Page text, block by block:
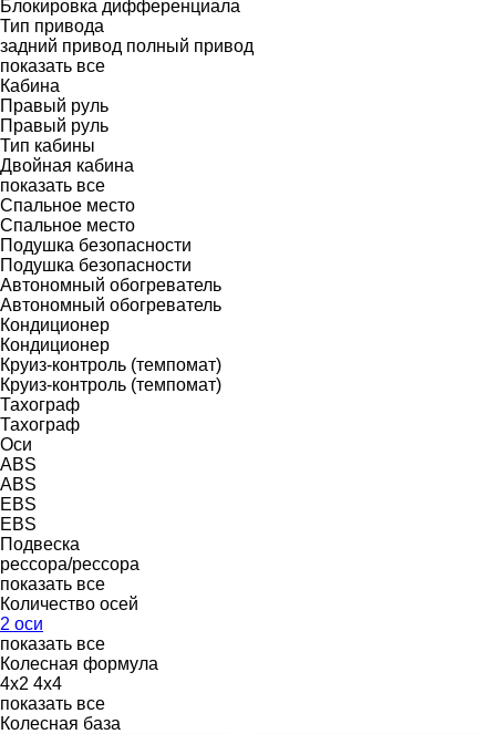
Блокировка дифференциала
Тип привода
задний привод полный привод
показать все
Кабина
Правый руль
Правый руль
Тип кабины
Двойная кабина
показать все
Спальное место
Спальное место
Подушка безопасности
Подушка безопасности
Автономный обогреватель
Автономный обогреватель
Кондиционер
Кондиционер
Круиз-контроль (темпомат)
Круиз-контроль (темпомат)
Тахограф
Тахограф
Оси
ABS
ABS
EBS
EBS
Подвеска
рессора/рессора
показать все
Количество осей
2 оси
показать все
Колесная формула
4x2 4x4
показать все
Колесная база